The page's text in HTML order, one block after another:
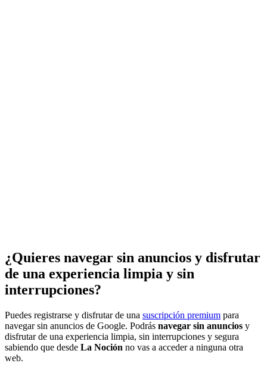
¿Quieres navegar sin anuncios y disfrutar
de una experiencia limpia y sin
interrupciones?
Puedes registrarse y disfrutar de una suscripción premium para
navegar sin anuncios de Google. Podrás navegar sin anuncios y
disfrutar de una experiencia limpia, sin interrupciones y segura
sabiendo que desde La Noción no vas a acceder a ninguna otra
web.